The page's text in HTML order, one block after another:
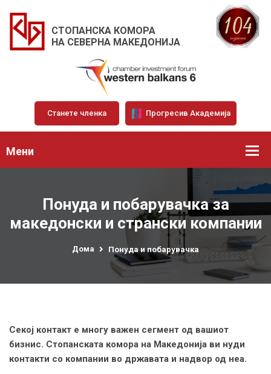
СТОПАНСКА КОМОРА
НА СЕВЕРНА МАКЕДОНИЈА
Станете членка Прогресив Академија
Мени
Понуда и побарувачка за
македонски и странски компании
Дома Понуда и побарувачка
Секој контакт е многу важен сегмент од вашиот
бизнис. Стопанската комора на Македонија ви нуди
контакти со компании во државата и надвор од неа.